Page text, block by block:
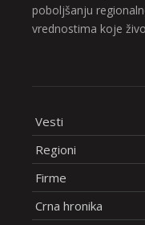
poboljšanju
vrednostima koje
Vesti
Regioni
Firme
Crna hronika